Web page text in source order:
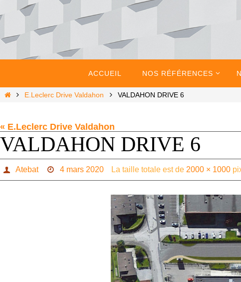
Passer
vers
le
contenu
ACCUEIL NOS RÉFÉRENCES
HomeE.Leclerc Drive Valdahon VALDAHON DRIVE 6
« E.Leclerc Drive Valdahon
VALDAHON DRIVE 6
Atebat 4 mars 2020 La taille totale est de 2000 × 1000